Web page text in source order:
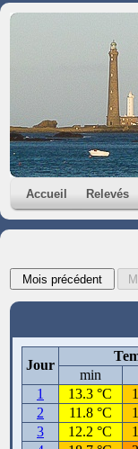
Accueil Relevés